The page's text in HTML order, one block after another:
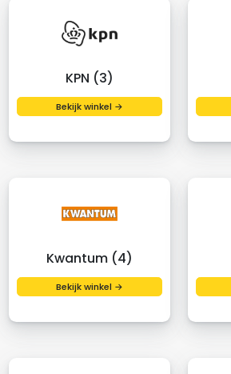
KPN (3)
Bekijk winkel →
Kwantum (4)
Bekijk winkel →